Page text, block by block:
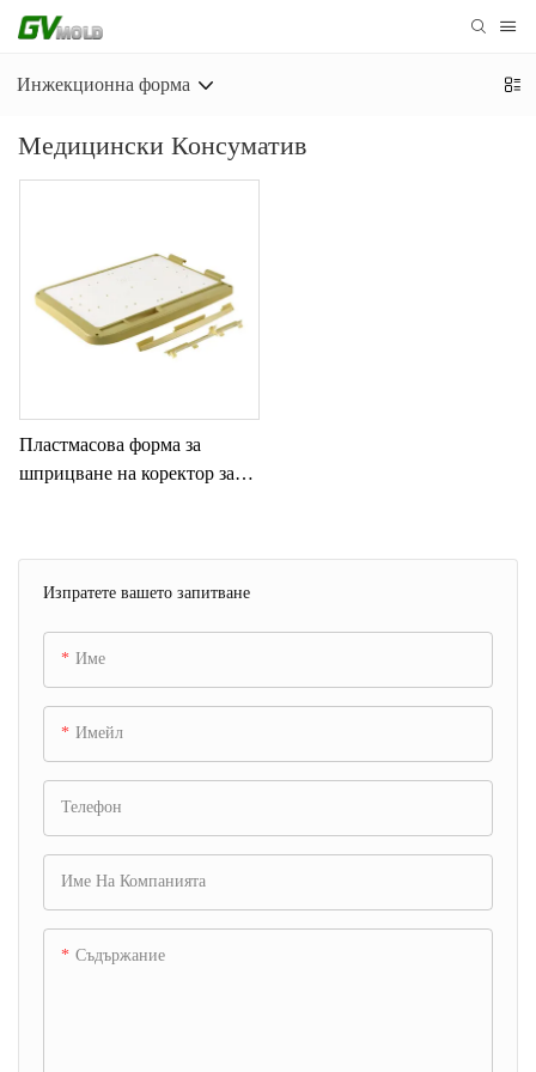
Инжекционна форма
Медицински Консуматив
Изпратете вашето запитване
Име
Имейл
Телефон
Име На Компанията
Съдържание
Пластмасова форма за
шприцване на коректор за